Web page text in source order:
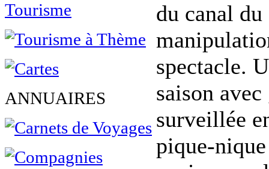
ANNUAIRES
du canal
spectacle.
saison
surveillée
pique-